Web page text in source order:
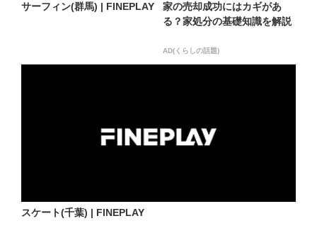
サーフィン(群馬) | FINEPLAY
家の売却成功にはカギがあ
る？家処分の基礎知識を解説
AD(くらしの話題)
スケート(千葉) | FINEPLAY